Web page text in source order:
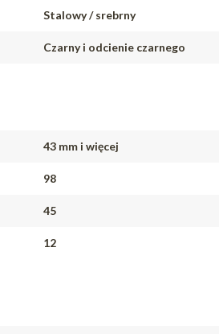
Stalowy / srebrny
Czarny i odcienie czarnego
43 mm i więcej
98
45
12